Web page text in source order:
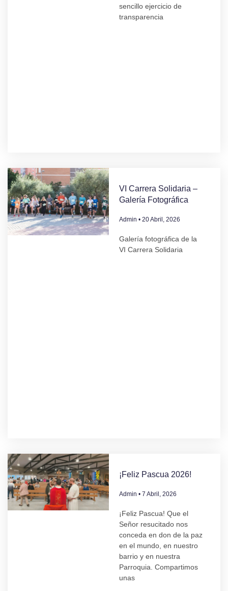
sencillo ejercicio de
transparencia
VI Carrera Solidaria –
Galería Fotográfica
Admin 20 Abril, 2026
Galería fotográfica de la
VI Carrera Solidaria
¡Feliz Pascua 2026!
Admin 7 Abril, 2026
¡Feliz Pascua! Que el
Señor resucitado nos
conceda en don de la paz
en el mundo, en nuestro
barrio y en nuestra
Parroquia. Compartimos
unas